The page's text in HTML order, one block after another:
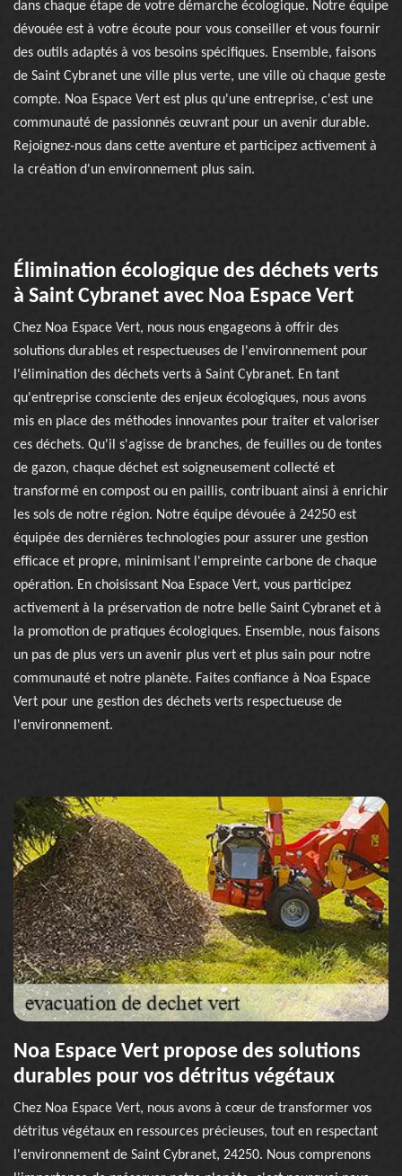
dans chaque étape de votre démarche écologique. Notre équipe
dévouée est à votre écoute pour vous conseiller et vous fournir
des outils adaptés à vos besoins spécifiques. Ensemble, faisons
de Saint Cybranet une ville plus verte, une ville où chaque geste
compte. Noa Espace Vert est plus qu'une entreprise, c'est une
communauté de passionnés œuvrant pour un avenir durable.
Rejoignez-nous dans cette aventure et participez activement à
la création d'un environnement plus sain.
Élimination écologique des déchets verts
à Saint Cybranet avec Noa Espace Vert
Chez Noa Espace Vert, nous nous engageons à offrir des
solutions durables et respectueuses de l'environnement pour
l'élimination des déchets verts à Saint Cybranet. En tant
qu'entreprise consciente des enjeux écologiques, nous avons
mis en place des méthodes innovantes pour traiter et valoriser
ces déchets. Qu'il s'agisse de branches, de feuilles ou de tontes
de gazon, chaque déchet est soigneusement collecté et
transformé en compost ou en paillis, contribuant ainsi à enrichir
les sols de notre région. Notre équipe dévouée à 24250 est
équipée des dernières technologies pour assurer une gestion
efficace et propre, minimisant l'empreinte carbone de chaque
opération. En choisissant Noa Espace Vert, vous participez
activement à la préservation de notre belle Saint Cybranet et à
la promotion de pratiques écologiques. Ensemble, nous faisons
un pas de plus vers un avenir plus vert et plus sain pour notre
communauté et notre planète. Faites confiance à Noa Espace
Vert pour une gestion des déchets verts respectueuse de
l'environnement.
Noa Espace Vert propose des solutions
durables pour vos détritus végétaux
Chez Noa Espace Vert, nous avons à cœur de transformer vos
détritus végétaux en ressources précieuses, tout en respectant
l'environnement de Saint Cybranet, 24250. Nous comprenons